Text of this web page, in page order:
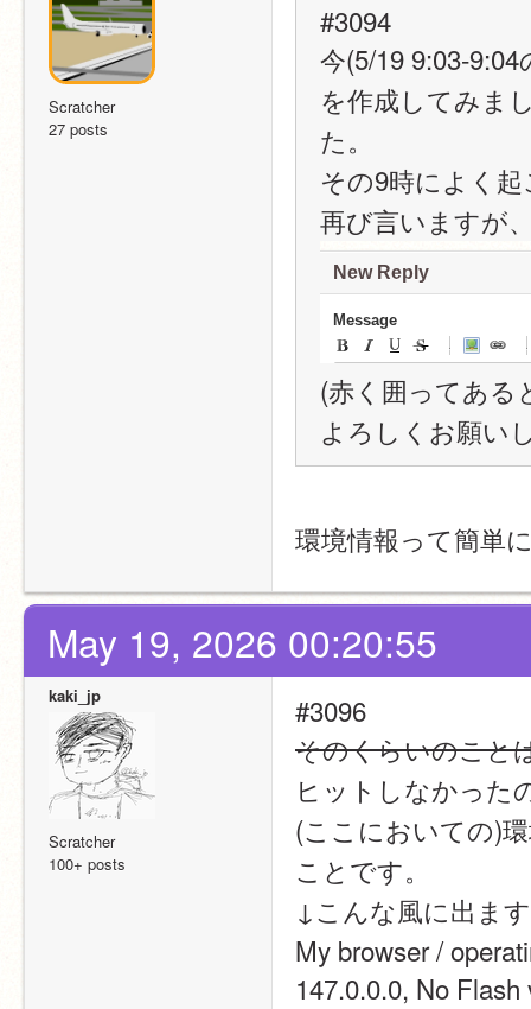
Scratcher
27 posts
#3094
今(5/19 9:03-
を作成してみま
た。
その9時によく
再び言いますが
(赤く囲ってある
よろしくお願い
環境情報って簡単
May 19, 2026 00:20:55
kaki_jp
Scratcher
100+ posts
#3096
そのくらいのこと
ヒットしなかった
(ここにおいての)
ことです。
↓こんな風に出ま
My browser /
147.0.0.0, No